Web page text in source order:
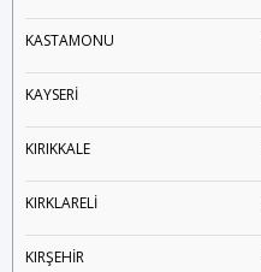
KASTAMONU
KAYSERİ
KIRIKKALE
KIRKLARELİ
KIRŞEHİR